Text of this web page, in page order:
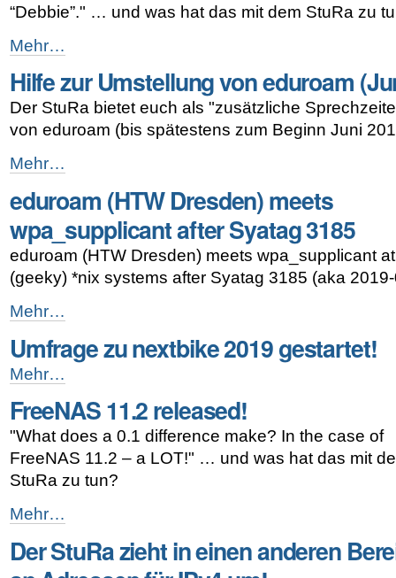
“Debbie”." … und was hat das mit dem StuRa zu
LMDE
4
“Debbie”
released!
Mehr…
Hilfe zur Umstellung von eduroam
Der StuRa bietet euch als "zusätzliche
von eduroam (bis spätestens zum Beginn Juni
Hilfe
zur
Umstellung
von
eduroam
(Juni
2019)!
-
Mehr…
eduroam (HTW Dresden) meets
wpa_supplicant after Syatag 3185
eduroam (HTW Dresden) meets wpa_supplicant
(geeky) *nix systems after Syatag 3185 (aka
eduroam
(HTW
Dresden)
meets
wpa_supplicant
Syatag
Mehr…
Umfrage zu nextbike 2019 gestartet!
Umfrage
zu
nextbike
2019
gestartet!
-
Mehr…
FreeNAS 11.2 released!
"What does a 0.1 difference make? In the case of
FreeNAS 11.2 – a LOT!" … und was hat das mit
StuRa zu tun?
FreeNAS
11.2
released!
-
Mehr…
Der StuRa zieht in einen anderen